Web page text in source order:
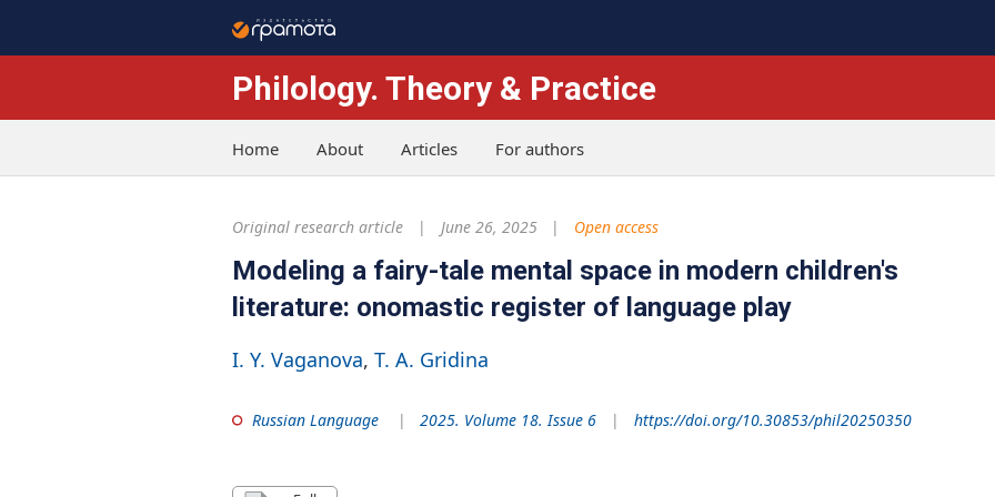
Philology. Theory & Practice
Home About Articles For authors
Original research article June 26, 2025 Open access
Modeling a fairy-tale mental space in modern children's
literature: onomastic register of language play
I. Y. Vaganova T. A. Gridina
Russian Language 2025. Volume 18. Issue 6 https://doi.org/10.30853/phil20250350